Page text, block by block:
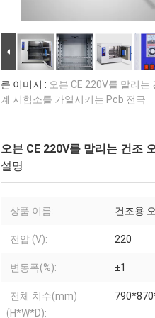
큰 이미지 : 오븐 CE 220V를 말리는
계 시험소를 가열시키는 Pcb 전극
오븐 CE 220V를 말리는 건조
설명
상품 이름: 건조용
전압 (V): 220
변동폭(%): ±1
전체 치수(mm)
(H*W*D):